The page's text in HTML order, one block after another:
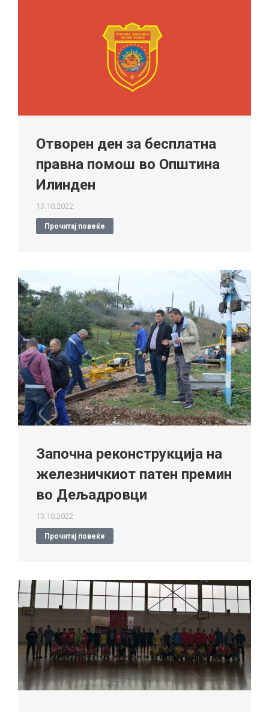
Отворен ден за бесплатна
правна помош во Општина
Илинден
13.10.2022
Прочитај повеќе
Започна реконструкција на
железничкиот патен премин
во Дељадровци
13.10.2022
Прочитај повеќе